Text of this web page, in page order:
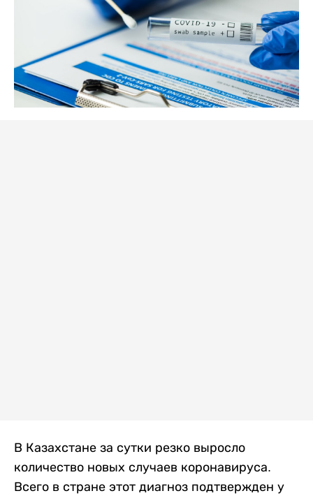
В Казахстане за сутки резко выросло
количество новых случаев коронавируса.
Всего в стране этот диагноз подтвержден у